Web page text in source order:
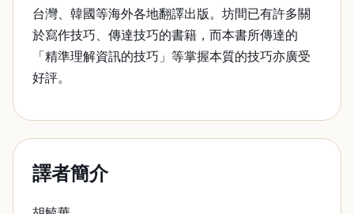
台灣、韓國等海外各地翻譯出版。坊間已有許多關
於寫作技巧、傳達技巧的書籍，而本書所傳達的
「精準理解資訊的技巧」等掌握本質的技巧亦廣受
好評。
譯者簡介